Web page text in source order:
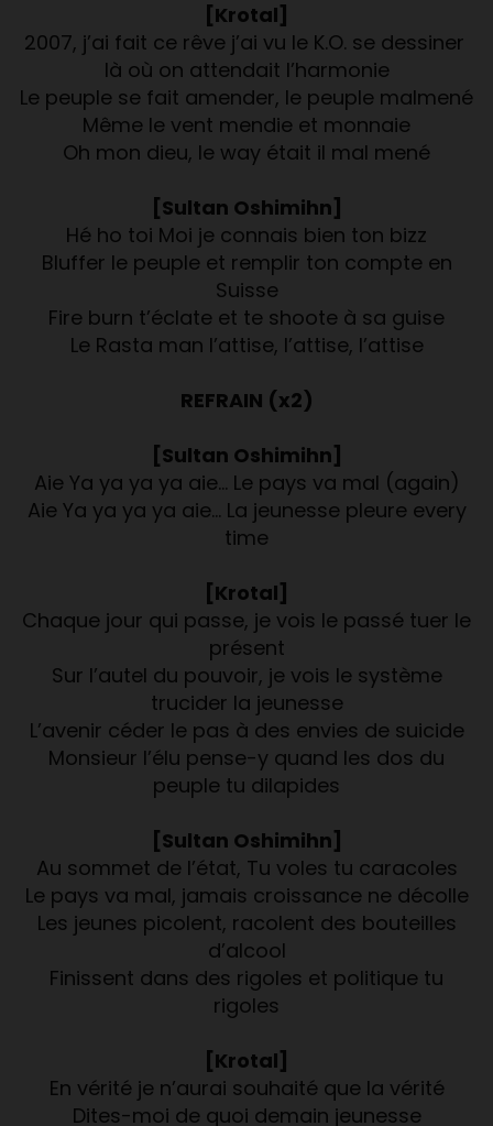
[Krotal]
2007, j’ai fait ce rêve j’ai vu le K.O. se dessiner
là où on attendait l’harmonie
Le peuple se fait amender, le peuple malmené
Même le vent mendie et monnaie
Oh mon dieu, le way était il mal mené
[Sultan Oshimihn]
Hé ho toi Moi je connais bien ton bizz
Bluffer le peuple et remplir ton compte en
Suisse
Fire burn t’éclate et te shoote à sa guise
Le Rasta man l’attise, l’attise, l’attise
REFRAIN (x2)
[Sultan Oshimihn]
Aie Ya ya ya ya aie… Le pays va mal (again)
Aie Ya ya ya ya aie… La jeunesse pleure every
time
[Krotal]
Chaque jour qui passe, je vois le passé tuer le
présent
Sur l’autel du pouvoir, je vois le système
trucider la jeunesse
L’avenir céder le pas à des envies de suicide
Monsieur l’élu pense-y quand les dos du
peuple tu dilapides
[Sultan Oshimihn]
Au sommet de l’état, Tu voles tu caracoles
Le pays va mal, jamais croissance ne décolle
Les jeunes picolent, racolent des bouteilles
d’alcool
Finissent dans des rigoles et politique tu
rigoles
[Krotal]
En vérité je n’aurai souhaité que la vérité
Dites-moi de quoi demain jeunesse